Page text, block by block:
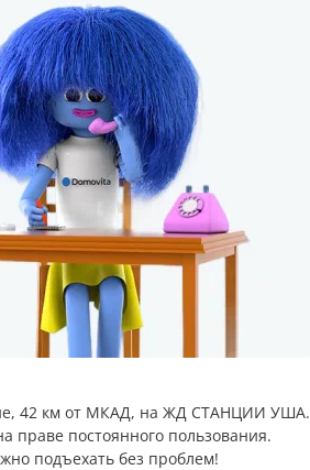
42 км от МКАД, на ЖД СТАНЦИИ УША.
праве постоянного пользования.
подъехать без проблем!